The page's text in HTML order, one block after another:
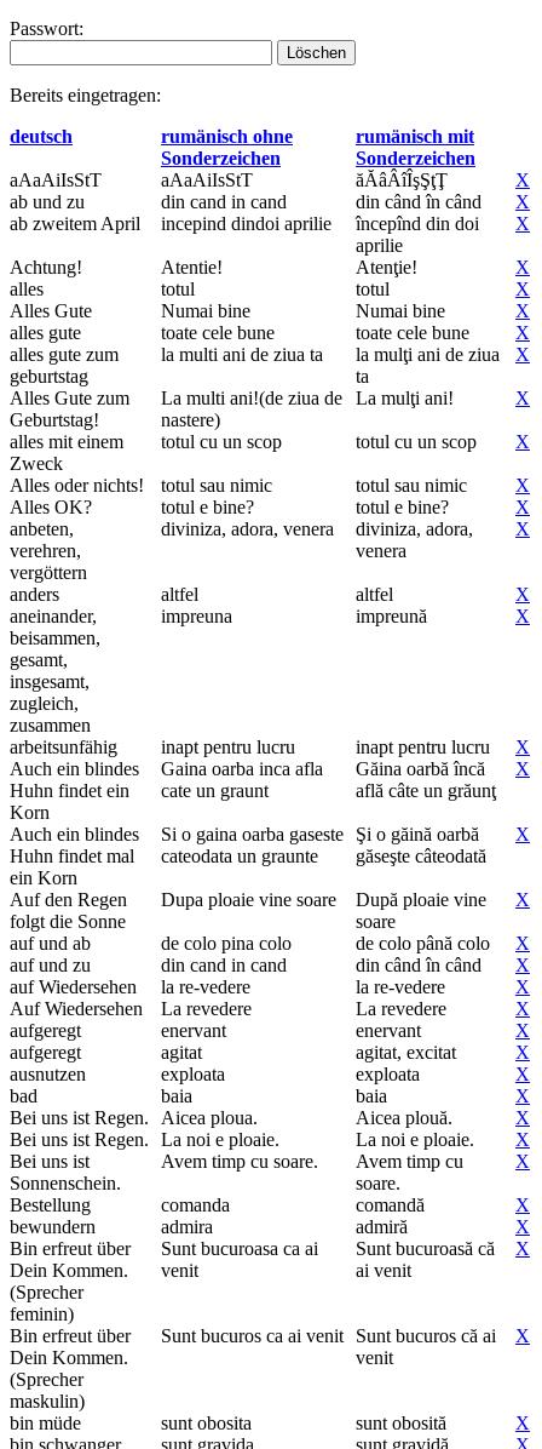
Passwort:
Bereits eingetragen:
deutsch
rumänisch ohne
Sonderzeichen
rumänisch mit
Sonderzeichen
aAaAiIsStT
aAaAiIsStT ăĂâÂîÎşŞţŢ
X
ab und zu
din cand in cand din când în când
X
ab zweitem April
incepind dindoi aprilie
începînd din doi
aprilie
X
Achtung! Atentie! Atenţie!
X
alles
totul totul
X
Alles Gute
Numai bine Numai bine
X
alles gute
toate cele bune toate cele bune
X
alles gute zum
geburtstag
la multi ani de ziua ta
la mulţi ani de ziua
ta
X
Alles Gute zum
Geburtstag!
La multi ani!(de ziua de
nastere)
La mulţi ani! X
alles mit einem
Zweck
totul cu un scop totul cu un scop X
Alles oder nichts! totul sau nimic totul sau nimic
X
Alles OK?
totul e bine? totul e bine?
X
anbeten,
verehren,
vergöttern
diviniza, adora, venera
diviniza, adora,
venera
X
anders altfel altfel
X
aneinander,
beisammen,
gesamt,
insgesamt,
zugleich,
zusammen
impreuna impreună X
arbeitsunfähig inapt pentru lucru inapt pentru lucru
X
Auch ein blindes
Huhn findet ein
Korn
Gaina oarba inca afla
cate un graunt
Găina oarbă încă
află câte un grăunţ
X
Auch ein blindes
Huhn findet mal
ein Korn
Si o gaina oarba gaseste
cateodata un graunte
Şi o găină oarbă
găseşte câteodată
X
Auf den Regen
folgt die Sonne
Dupa ploaie vine soare
După ploaie vine
soare
X
auf und ab de colo pina colo de colo până colo
X
auf und zu
din cand in cand din când în când
X
auf Wiedersehen
la re-vedere la re-vedere
X
Auf Wiedersehen
La revedere La revedere
X
aufgeregt
enervant enervant
X
aufgeregt
agitat agitat, excitat
X
ausnutzen
exploata exploata
X
bad
baia baia
X
Bei uns ist Regen.
Aicea ploua. Aicea plouă.
X
Bei uns ist Regen.
La noi e ploaie. La noi e ploaie.
X
Bei uns ist
Sonnenschein.
Avem timp cu soare.
Avem timp cu
soare.
X
Bestellung comanda comandă
X
bewundern
admira admiră
X
Bin erfreut über
Dein Kommen.
(Sprecher
feminin)
Sunt bucuroasa ca ai
venit
Sunt bucuroasă că
ai venit
X
Bin erfreut über
Dein Kommen.
(Sprecher
maskulin)
Sunt bucuros ca ai venit
Sunt bucuros că ai
venit
X
bin müde sunt obosita sunt obosită
X